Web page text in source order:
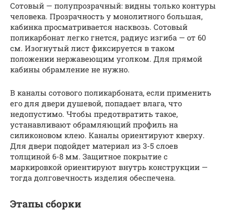
Сотовый — полупрозрачный: видны только контуры
человека. Прозрачность у монолитного большая,
кабинка просматривается насквозь. Сотовый
поликарбонат легко гнется, радиус изгиба — от 60
см. Изогнутый лист фиксируется в таком
положении нержавеющим уголком. Для прямой
кабины обрамление не нужно.
В каналы сотового поликарбоната, если применить
его для двери душевой, попадает влага, что
недопустимо. Чтобы предотвратить такое,
устанавливают обрамляющий профиль на
силиконовом клею. Каналы ориентируют кверху.
Для двери подойдет материал из 3-5 слоев
толщиной 6-8 мм. Защитное покрытие с
маркировкой ориентируют внутрь конструкции —
тогда долговечность изделия обеспечена.
Этапы сборки